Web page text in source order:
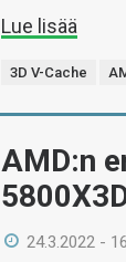
Lue lisää
3D V-Cache
AMD:n
24.3.2022 -